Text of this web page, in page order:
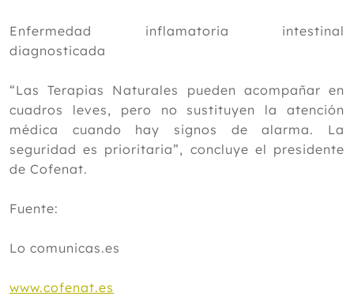
Enfermedad inflamatoria intestinal
diagnosticada
“Las Terapias Naturales pueden acompañar en
cuadros leves, pero no sustituyen la atención
médica cuando hay signos de alarma. La
seguridad es prioritaria”, concluye el presidente
de Cofenat.
Fuente:
Lo comunicas.es
www.cofenat.es